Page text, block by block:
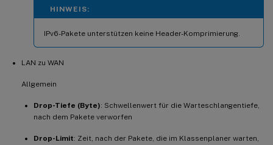
HINWEIS:
IPv6-Pakete unterstützen keine Header-Komprimierung.
LAN zu WAN
Allgemein
Drop-Tiefe (Byte): Schwellenwert für die Warteschlangentiefe,
nach dem Pakete verworfen
Drop-Limit: Zeit, nach der Pakete, die im Klassenplaner warten,